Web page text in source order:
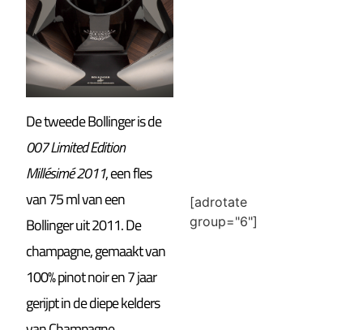
De tweede Bollinger is de
007 Limited Edition
Millésimé 2011, een fles
van 75 ml van een
Bollinger uit 2011. De
champagne, gemaakt van
100% pinot noir en 7 jaar
gerijpt in de diepe kelders
[adrotate
group="6"]